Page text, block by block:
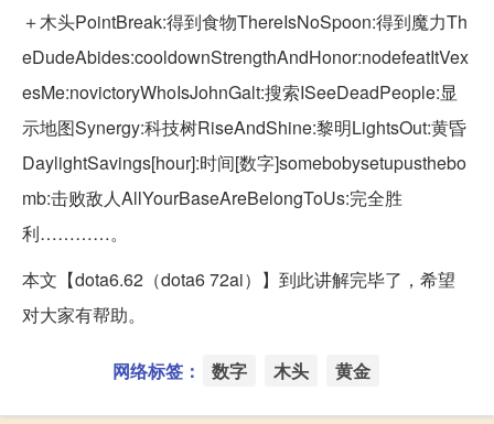
＋木头PointBreak:得到食物ThereIsNoSpoon:得到魔力Th
eDudeAbides:cooldownStrengthAndHonor:nodefeatItVex
esMe:novictoryWhoIsJohnGalt:搜索ISeeDeadPeople:显
示地图Synergy:科技树RiseAndShine:黎明LightsOut:黄昏
DaylightSavings[hour]:时间[数字]somebobysetupusthebo
mb:击败敌人AllYourBaseAreBelongToUs:完全胜
利…………。
本文【dota6.62（dota6 72ai）】到此讲解完毕了，希望
对大家有帮助。
网络标签： 数字 木头 黄金